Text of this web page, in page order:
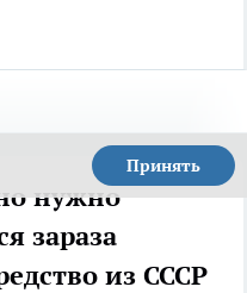
Принять
нужно
зараза
из СССР